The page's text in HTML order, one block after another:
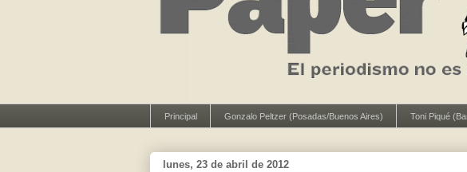
Principal Gonzalo Peltzer (Posadas/Buenos Aires) Toni Piqué
lunes, 23 de abril de 2012